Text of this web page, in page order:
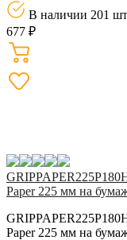
В наличии 201
677 ₽
Paper 225 мм на
Paper 225 мм на